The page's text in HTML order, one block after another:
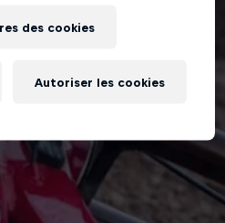
des cookies
Autoriser les cookies